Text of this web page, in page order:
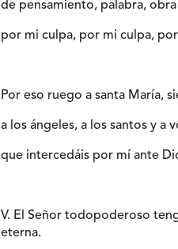
de pensamiento, palabra,
por mi culpa, por mi culpa,
Por eso ruego a santa María,
a los ángeles, a los santos y a
que intercedáis por mí ante
V. El Señor todopoderoso
eterna.